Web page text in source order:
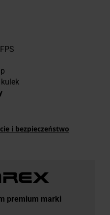
i bezpieczeństwo
premium marki